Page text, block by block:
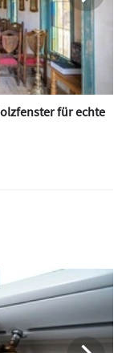
für echte